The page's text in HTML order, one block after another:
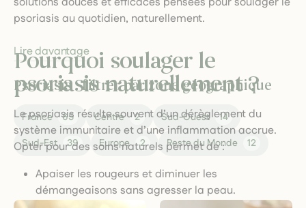
psoriasis au quotidien, naturellement.
Pourquoi soulager le
psoriasis naturellement ?
Le psoriasis résulte souvent d’un dérèglement du
système immunitaire et d’une inflammation accrue.
Opter pour des soins naturels permet de :
Apaiser les rougeurs et diminuer les
démangeaisons sans agresser la peau.
Lire davantage
Psoriasis : filtrer par zone géographique
France 65 Centre 2 Sud-Ouest
14
Sud-Est
39 Europe 2 Reste du Monde 12